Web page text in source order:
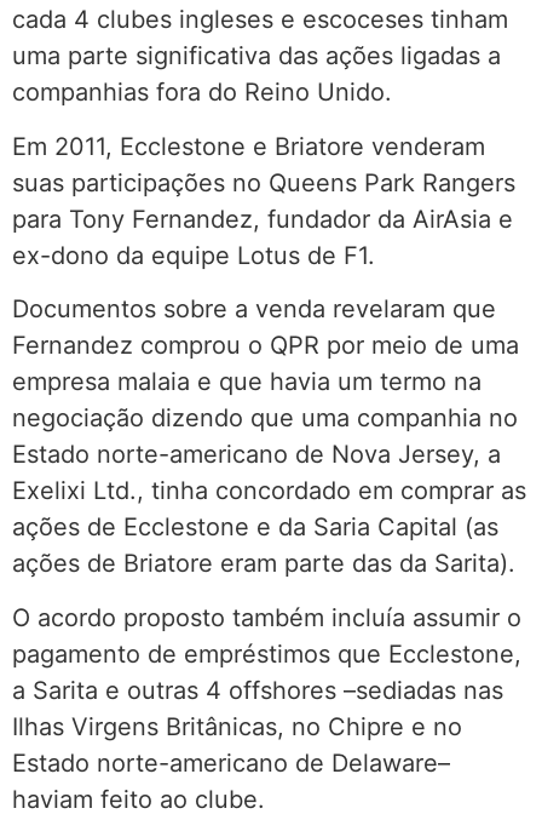
cada 4 clubes ingleses e escoceses tinham
uma parte significativa das ações ligadas a
companhias fora do Reino Unido.
Em 2011, Ecclestone e Briatore venderam
suas participações no Queens Park Rangers
para Tony Fernandez, fundador da AirAsia e
ex-dono da equipe Lotus de F1.
Documentos sobre a venda revelaram que
Fernandez comprou o QPR por meio de uma
empresa malaia e que havia um termo na
negociação dizendo que uma companhia no
Estado norte-americano de Nova Jersey, a
Exelixi Ltd., tinha concordado em comprar as
ações de Ecclestone e da Saria Capital (as
ações de Briatore eram parte das da Sarita).
O acordo proposto também incluía assumir o
pagamento de empréstimos que Ecclestone,
a Sarita e outras 4 offshores –sediadas nas
Ilhas Virgens Britânicas, no Chipre e no
Estado norte-americano de Delaware–
haviam feito ao clube.